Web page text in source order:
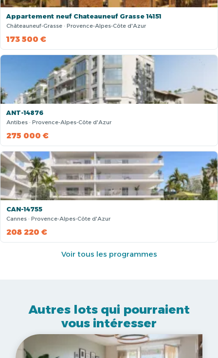
Appartement neuf Chateauneuf Grasse 14151
Châteauneuf-Grasse · Provence-Alpes-Côte d'Azur
173 500 €
ANT-14876
Antibes · Provence-Alpes-Côte d'Azur
275 000 €
CAN-14755
Cannes · Provence-Alpes-Côte d'Azur
208 220 €
Voir tous les programmes
Autres lots qui pourraient
vous intéresser